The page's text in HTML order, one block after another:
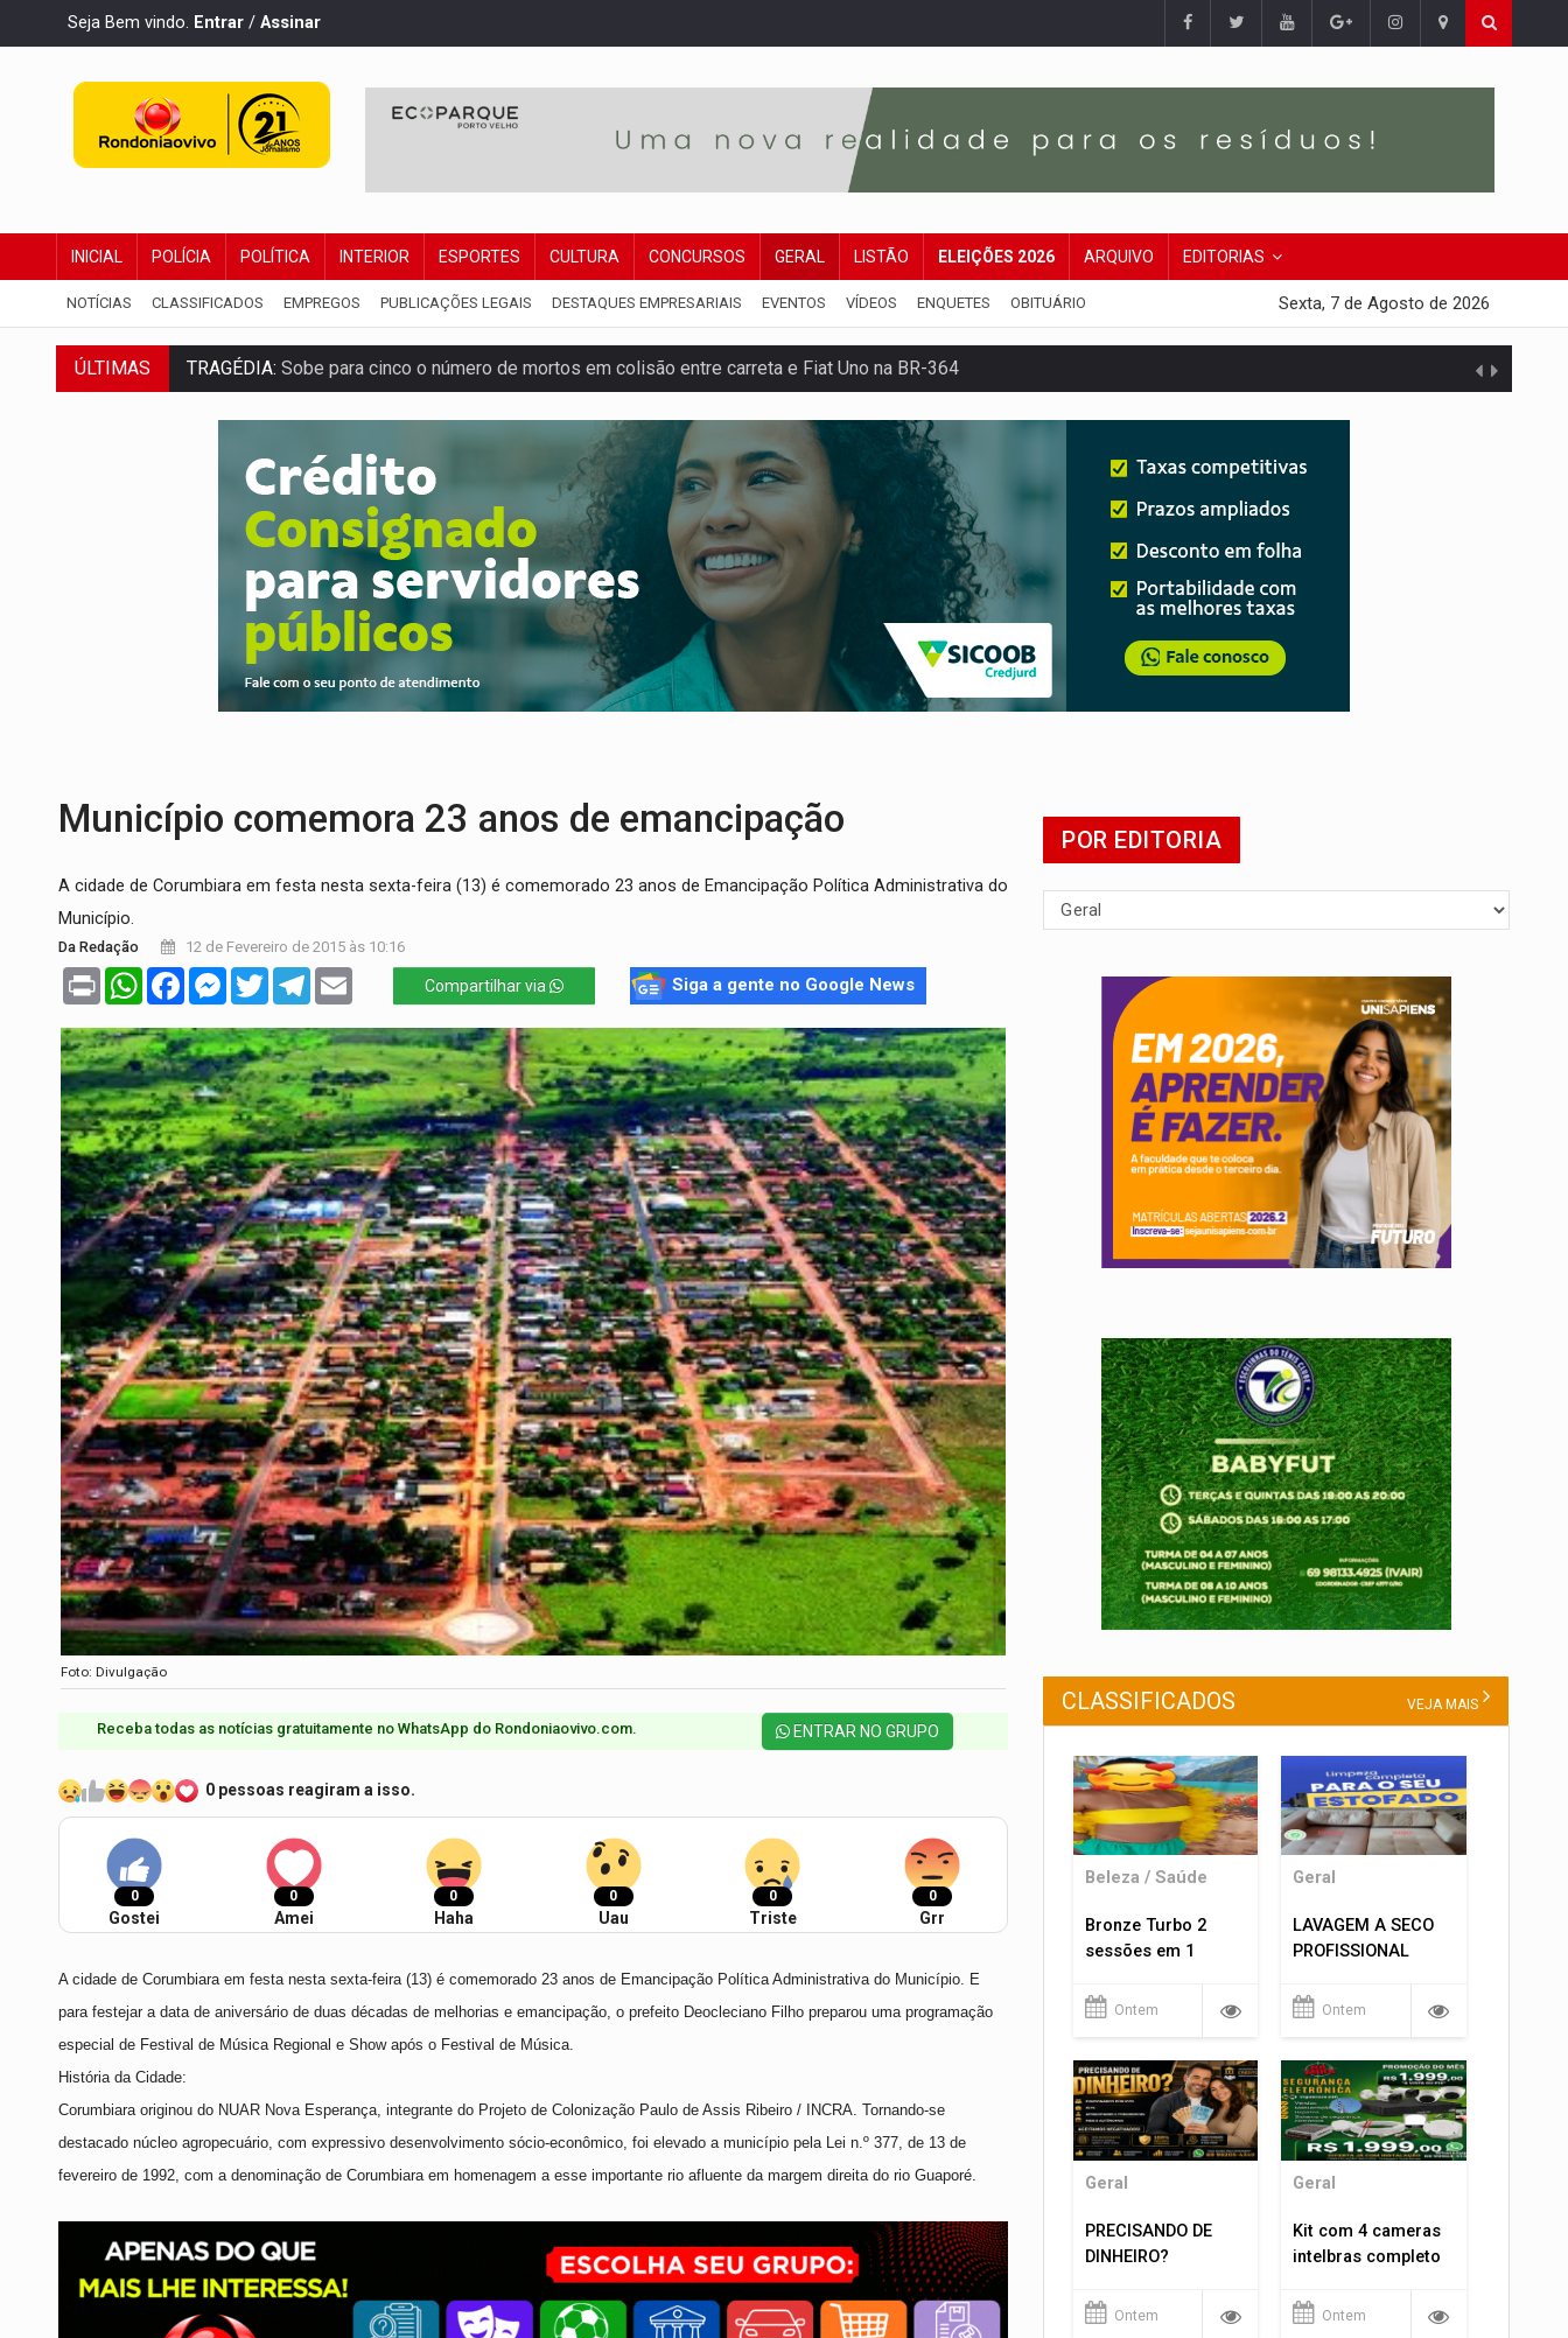
Seja Bem vindo. Entrar / Assinar
INICIAL POLÍCIA POLÍTICA INTERIOR ESPORTES CULTURA CONCURSOS GERAL LISTÃO ELEIÇÕES 2026 ARQUIVO EDITORIAS
NOTÍCIAS CLASSIFICADOS EMPREGOS PUBLICAÇÕES LEGAIS DESTAQUES EMPRESARIAIS EVENTOS VÍDEOS ENQUETES OBITUÁRIO Sexta, 7 de Agosto de 2026
ÚLTIMAS
Sancionada lei contra violência sexual infantil na internet e via IA
COLEGIADO:Brasil e Rússia discutem energia nuclear, defesa e ciência em Brasília
URGENTE:Colisão entre caminhão e carro deixa quatro mortos e um em estado grave na BR
ENCONTRO:Amazônia Negra ganha projeção nacional com participação de Marcela Bonfim
PREVISÃO: Porto Velho tem chances de chuvas isoladas nesta sexta-feira (7)
SINDICATOS UNIDOS: Assembleia Geral delibera greve da educação municipal em Porto Velho
PROCESSO SELETIVO:Rondoniaovivo abre oficina de Comunicação com oportunidade de integrar equipe
Município comemora 23 anos de emancipação
A cidade de Corumbiara em festa nesta sexta-feira (13) é comemorado 23 anos de Emancipação Política Administrativa do
Município.
Da Redação 12 de Fevereiro de 2015 às 10:16
Print WhatsAppFacebookMessenger
TwitterTelegram Compartilhar via Siga a gente no Google News
Foto: Divulgação
Receba todas as notícias gratuitamente no WhatsApp do Rondoniaovivo.com.​ ENTRAR NO GRUPO
0 pessoas reagiram a isso.
0
Gostei
0
Amei
0
Haha
0
Uau
0
Triste
0
Grr
A cidade de Corumbiara em festa nesta sexta-feira (13) é comemorado 23 anos de Emancipação Política Administrativa do Município. E
para festejar a data de aniversário de duas décadas de melhorias e emancipação, o prefeito Deocleciano Filho preparou uma programação
especial de Festival de Música Regional e Show após o Festival de Música.
História da Cidade:
Corumbiara originou do NUAR Nova Esperança, integrante do Projeto de Colonização Paulo de Assis Ribeiro / INCRA. Tornando-se
destacado núcleo agropecuário, com expressivo desenvolvimento sócio-econômico, foi elevado a município pela Lei n.º 377, de 13 de
fevereiro de 1992, com a denominação de Corumbiara em homenagem a esse importante rio afluente da margem direita do rio Guaporé.
POR EDITORIA
CLASSIFICADOS VEJA MAIS
Beleza / Saúde
Bronze Turbo 2
sessões em 1
Ontem
Geral
LAVAGEM A SECO
PROFISSIONAL
Ontem
Geral
PRECISANDO DE
DINHEIRO?
Ontem
Geral
Kit com 4 cameras
intelbras completo
Ontem